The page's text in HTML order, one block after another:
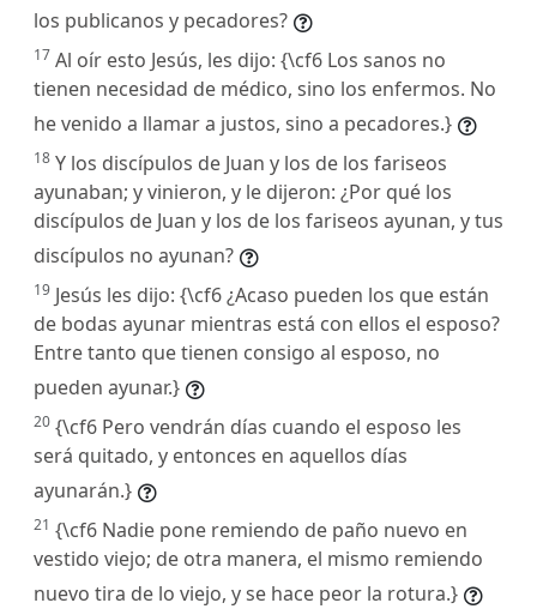
los publicanos y pecadores?
17 Al oír esto Jesús, les dijo: {\cf6 Los sanos no
tienen necesidad de médico, sino los enfermos. No
he venido a llamar a justos, sino a pecadores.}
18 Y los discípulos de Juan y los de los fariseos
ayunaban; y vinieron, y le dijeron: ¿Por qué los
discípulos de Juan y los de los fariseos ayunan, y tus
discípulos no ayunan?
19 Jesús les dijo: {\cf6 ¿Acaso pueden los que están
de bodas ayunar mientras está con ellos el esposo?
Entre tanto que tienen consigo al esposo, no
pueden ayunar.}
20 {\cf6 Pero vendrán días cuando el esposo les
será quitado, y entonces en aquellos días
ayunarán.}
21 {\cf6 Nadie pone remiendo de paño nuevo en
vestido viejo; de otra manera, el mismo remiendo
nuevo tira de lo viejo, y se hace peor la rotura.}